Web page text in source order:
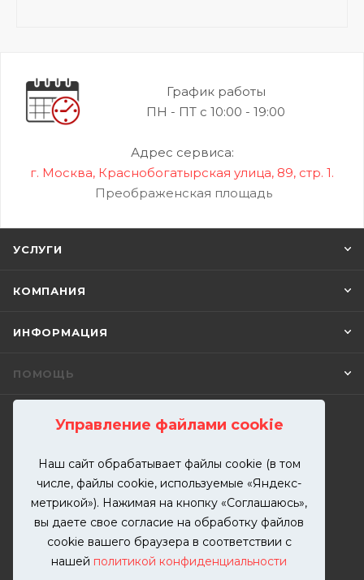
Управление файлами cookie
Наш сайт обрабатывает файлы cookie (в том
числе, файлы cookie, используемые «Яндекс-
метрикой»). Нажимая на кнопку «Соглашаюсь»,
вы даете свое согласие на обработку файлов
cookie вашего браузера в соответствии с
нашей политикой конфиденциальности
График работы
ПН - ПТ с 10:00 - 19:00
Адрес сервиса:
г. Москва, Краснобогатырская улица, 89, стр. 1.
Преображенская площадь
УСЛУГИ
КОМПАНИЯ
ИНФОРМАЦИЯ
ПОМОЩЬ
+7 (499) 302-00-57 ЗАКАЗАТЬ ЗВОНОК
zakaz@kutuzovv.ru
г. Москва, Краснобогатырская